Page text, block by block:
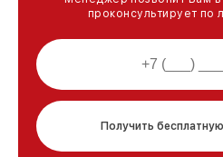
проконсультирует по
Получить